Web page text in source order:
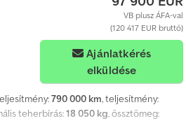
VB plusz ÁFA-val
(120 417 EUR bruttó)
Ajánlatkérés
elküldése
790 000 km, teljesítmény:
teherbírás:18 050 kg, össztömeg: